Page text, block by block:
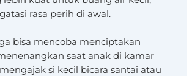
rasa perih di awal.
bisa mencoba menciptakan
saat anak di kamar
si kecil bicara santai atau